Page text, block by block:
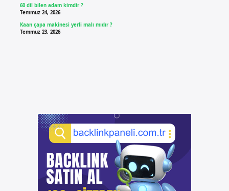
60 dil bilen adam kimdir ?
Temmuz 24, 2026
Kaan çapa makinesi yerli malı mıdır ?
Temmuz 23, 2026